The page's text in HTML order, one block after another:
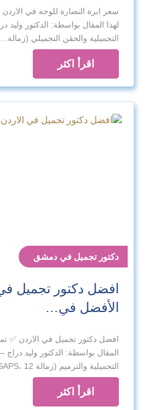
سعر ابرة النضارة للوجه في
لهذا المقال بواسطة: الدكتور وليد
التجميلية والحقن التجميلي (زمالة…
اقرأ اكثر
دكتور تجميل في دمشق
افضل دكتور تجميل
الأفضل في…
افضل دكتور تجميل في الاردن ✅
المقال بواسطة: الدكتور وليد
التجميلية والترميم (زمالة ISAPS، 12…
اقرأ اكثر